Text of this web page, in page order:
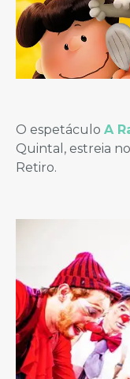
O espetáculo A
Quintal, estreia
Retiro.